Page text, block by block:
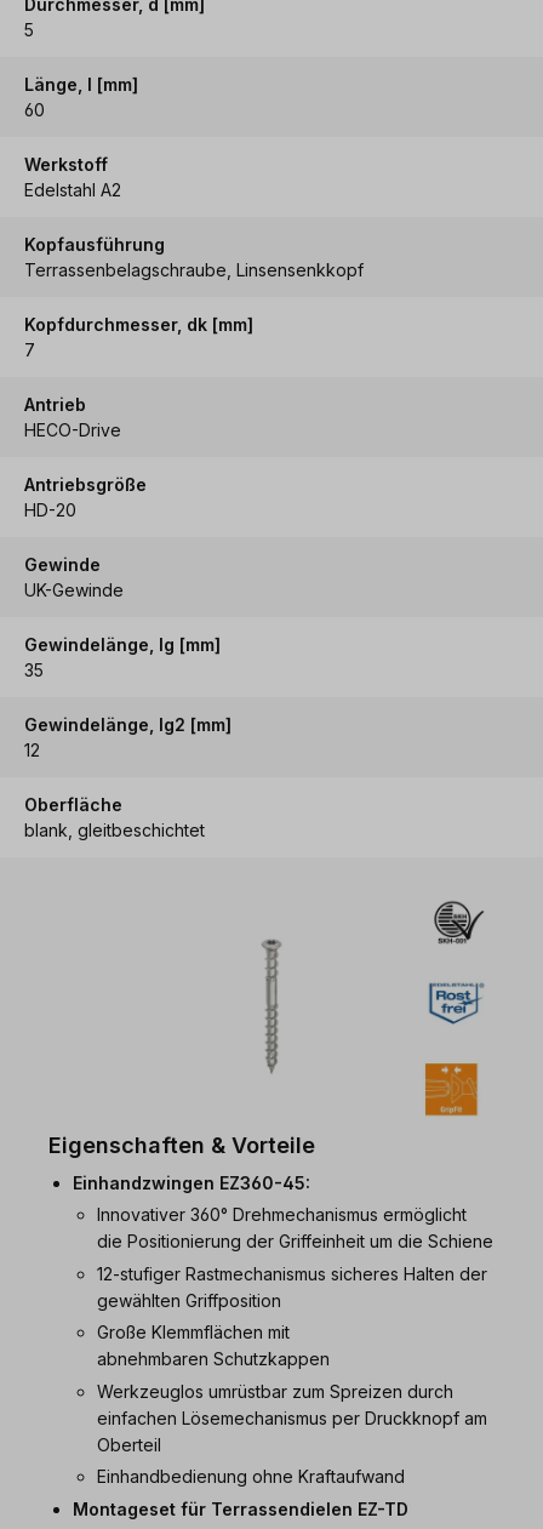
Durchmesser, d [mm]
5
Länge, l [mm]
60
Werkstoff
Edelstahl A2
Kopfausführung
Terrassenbelagschraube, Linsensenkkopf
Kopfdurchmesser, dk [mm]
7
Antrieb
HECO-Drive
Antriebsgröße
HD-20
Gewinde
UK-Gewinde
Gewindelänge, lg [mm]
35
Gewindelänge, lg2 [mm]
12
Oberfläche
blank, gleitbeschichtet
Eigenschaften & Vorteile
Einhandzwingen EZ360-45:
Innovativer 360° Drehmechanismus ermöglicht
die Positionierung der Griffeinheit um die Schiene
12-stufiger Rastmechanismus sicheres Halten der
gewählten Griffposition
Große Klemmflächen mit
abnehmbaren Schutzkappen
Werkzeuglos umrüstbar zum Spreizen durch
einfachen Lösemechanismus per Druckknopf am
Oberteil
Einhandbedienung ohne Kraftaufwand
Montageset für Terrassendielen EZ-TD